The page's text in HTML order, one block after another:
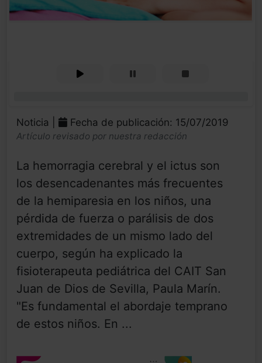
Noticia | Fecha de publicación: 15/07/2019
Artículo revisado por nuestra redacción
La hemorragia cerebral y el ictus son
los desencadenantes más frecuentes
de la hemiparesia en los niños, una
pérdida de fuerza o parálisis de dos
extremidades de un mismo lado del
cuerpo, según ha explicado la
fisioterapeuta pediátrica del CAIT San
Juan de Dios de Sevilla, Paula Marín.
"Es fundamental el abordaje temprano
de estos niños. En ...